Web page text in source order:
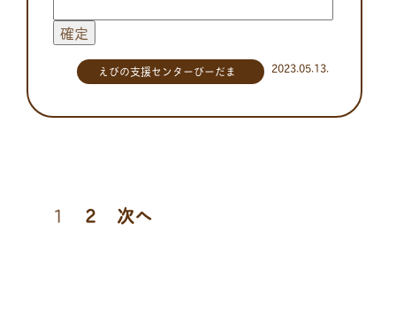
2023.05.13.
えびの支援センターびーだま
投
1 2 次へ